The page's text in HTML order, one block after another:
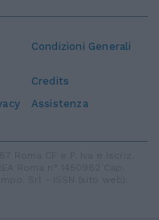
Condizioni Generali
Credits
Assistenza